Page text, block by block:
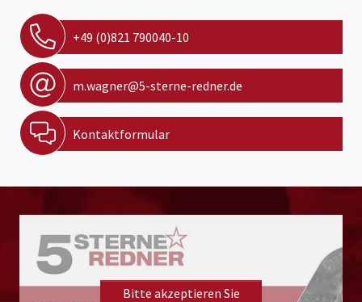
+49 (0)821 790040-10
m.wagner@5-sterne-redner.de
Kontaktformular
Bitte akzeptieren Sie